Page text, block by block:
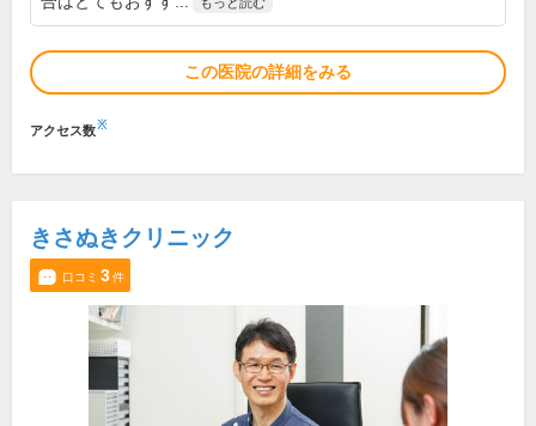
この医院の詳細をみる
アクセス数※
きさぬきクリニック
口コミ 3件